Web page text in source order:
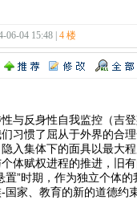
06-04 15:48 | 4 楼
与反身性自我监控（吉
习惯了屈从于外界的合
入集体下的面具以最大
体赋权进程的推进，旧
置”时期，作为独立个体
国家、教育的新的道德约